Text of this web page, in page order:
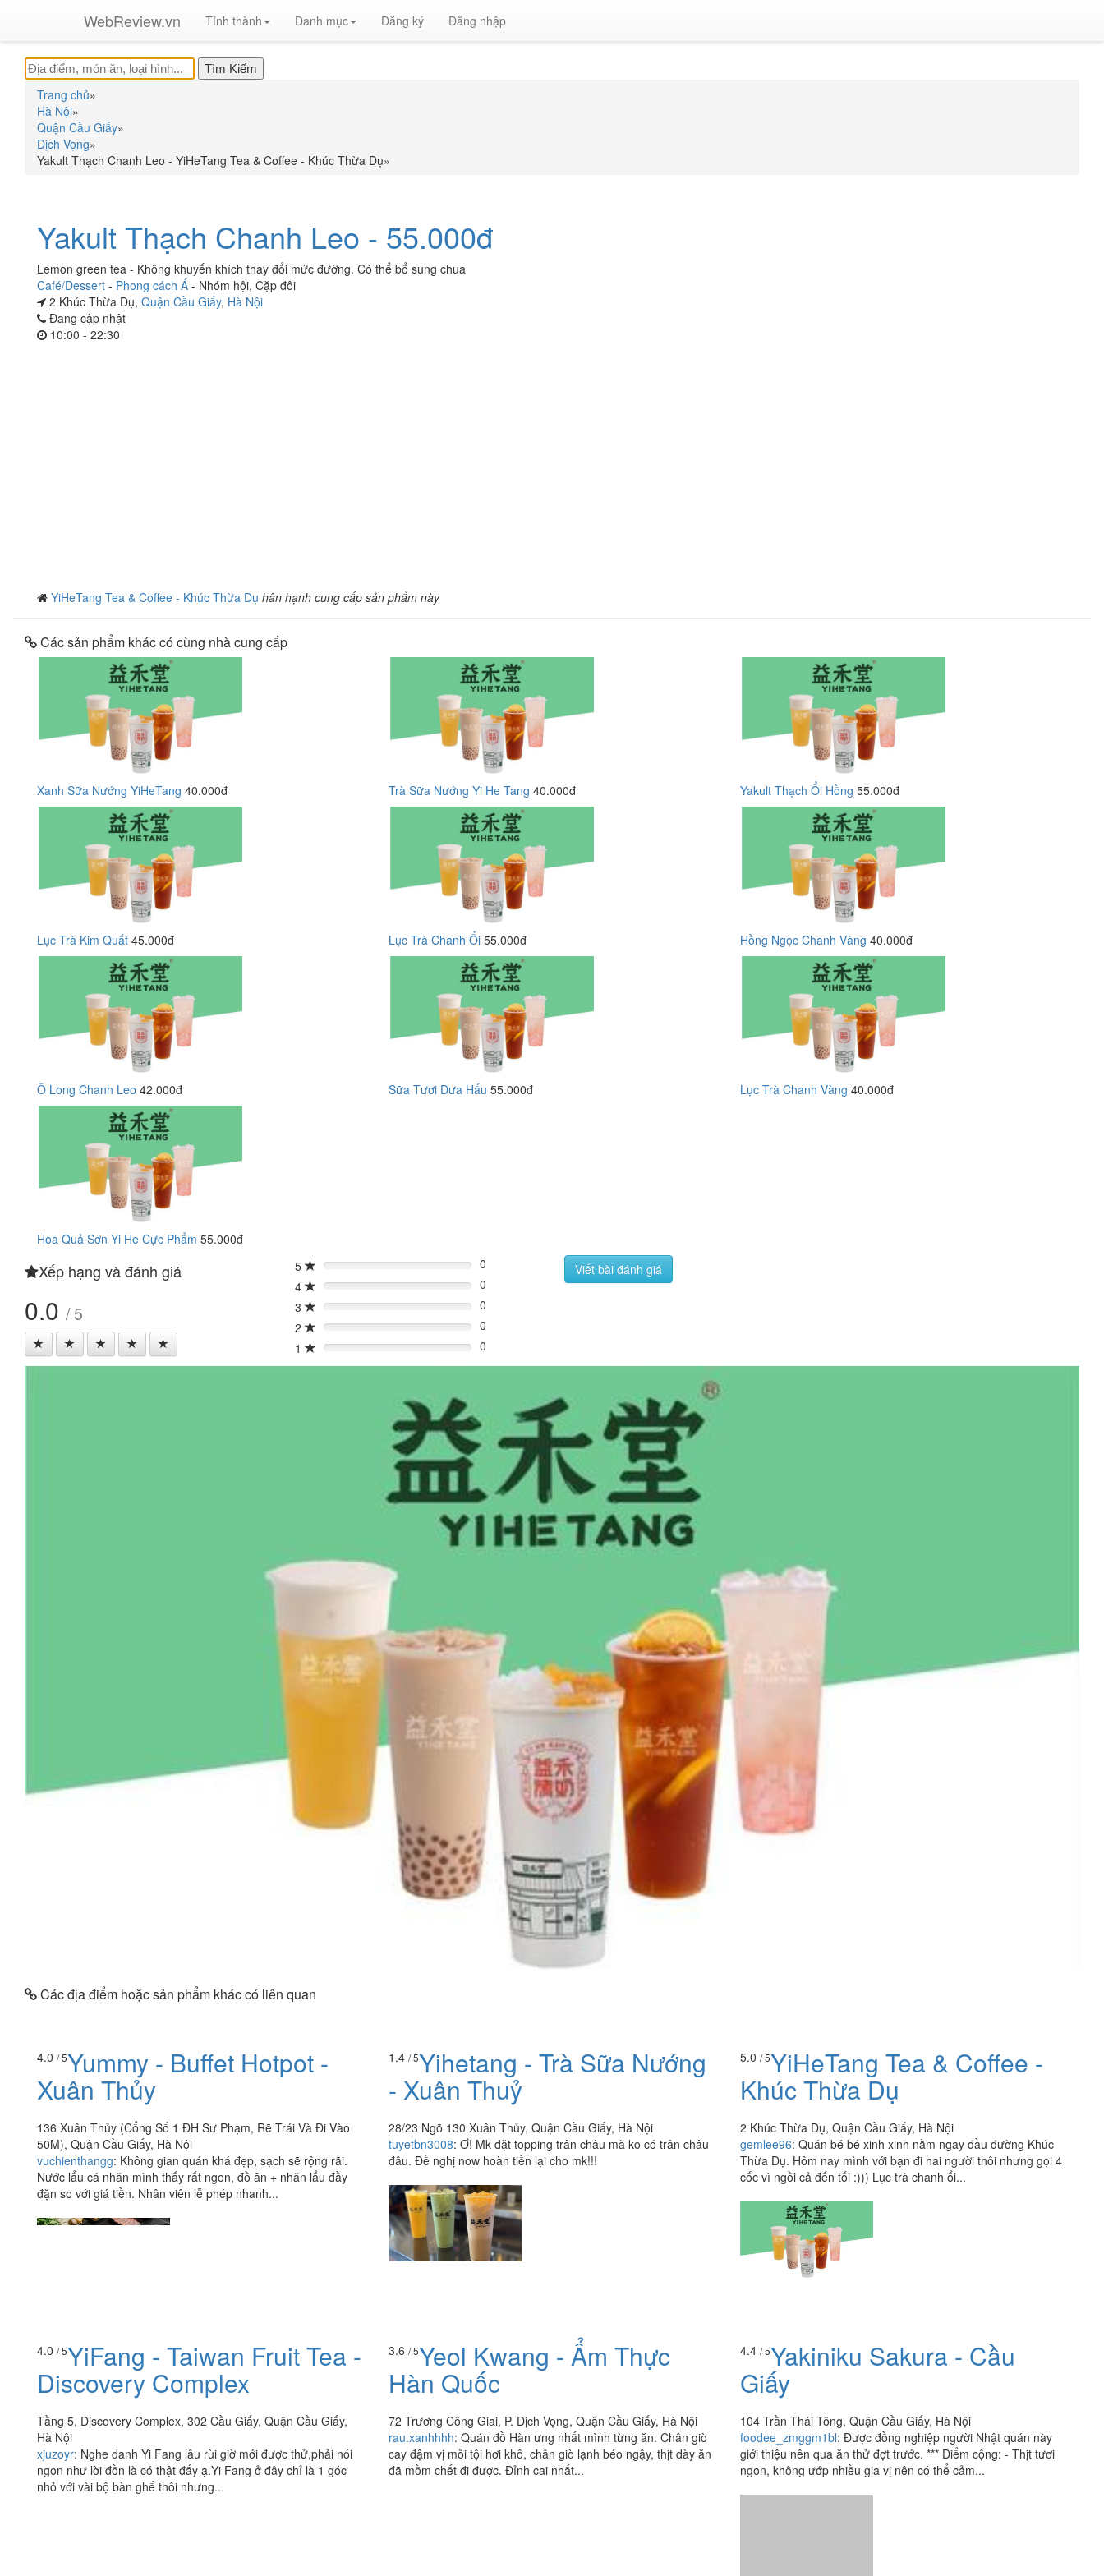
WebReview.vn Tỉnh thành Danh mục Đăng ký Đăng nhập
Trang chủ»
Hà Nội»
Quận Cầu Giấy»
Dịch Vọng»
Yakult Thạch Chanh Leo - YiHeTang Tea & Coffee - Khúc Thừa Dụ»
Yakult Thạch Chanh Leo - 55.000đ
Lemon green tea - Không khuyến khích thay đổi mức đường. Có thể bổ sung chua
Café/Dessert - Phong cách Á - Nhóm hội, Cặp đôi
2 Khúc Thừa Dụ, Quận Cầu Giấy, Hà Nội
Đang cập nhật
10:00 - 22:30
YiHeTang Tea & Coffee - Khúc Thừa Dụ hân hạnh cung cấp sản phẩm này
Các sản phẩm khác có cùng nhà cung cấp
Xanh Sữa Nướng YiHeTang 40.000đ Trà Sữa Nướng Yi He Tang 40.000đ Yakult Thạch Ổi Hồng 55.000đ
Lục Trà Kim Quất 45.000đ Lục Trà Chanh Ổi 55.000đ Hồng Ngọc Chanh Vàng 40.000đ
Ô Long Chanh Leo 42.000đ Sữa Tươi Dưa Hấu 55.000đ Lục Trà Chanh Vàng 40.000đ
Hoa Quả Sơn Yi He Cực Phẩm 55.000đ
Xếp hạng và đánh giá
0.0 / 5
5 0%
0
4
0%
0
3
0%
0
2
0%
0
1
0% 0
Viết bài đánh giá
Các địa điểm hoặc sản phẩm khác có liên quan
4.0 / 5Yummy - Buffet Hotpot -
Xuân Thủy
136 Xuân Thủy (Cổng Số 1 ĐH Sư Phạm, Rẽ Trái Và Đi Vào
50M), Quận Cầu Giấy, Hà Nội
vuchienthangg: Không gian quán khá đẹp, sạch sẽ rộng rãi.
Nước lẩu cá nhân mình thấy rất ngon, đồ ăn + nhân lẩu đầy
đặn so với giá tiền. Nhân viên lễ phép nhanh...
1.4 / 5Yihetang - Trà Sữa Nướng
- Xuân Thuỷ
28/23 Ngõ 130 Xuân Thủy, Quận Cầu Giấy, Hà Nội
tuyetbn3008: Ơ! Mk đặt topping trân châu mà ko có trân châu
đâu. Đề nghị now hoàn tiền lại cho mk!!!
5.0 / 5YiHeTang Tea & Coffee -
Khúc Thừa Dụ
2 Khúc Thừa Dụ, Quận Cầu Giấy, Hà Nội
gemlee96: Quán bé bé xinh xinh nằm ngay đầu đường Khúc
Thừa Dụ. Hôm nay mình với bạn đi hai người thôi nhưng gọi 4
cốc vì ngồi cả đến tối :))) Lục trà chanh ổi...
4.0 / 5YiFang - Taiwan Fruit Tea -
Discovery Complex
Tầng 5, Discovery Complex, 302 Cầu Giấy, Quận Cầu Giấy,
Hà Nội
xjuzoyr: Nghe danh Yi Fang lâu rùi giờ mới được thử,phải nói
ngon như lời đồn là có thật đấy ạ.Yi Fang ở đây chỉ là 1 góc
nhỏ với vài bộ bàn ghế thôi nhưng...
3.6 / 5Yeol Kwang - Ẩm Thực
Hàn Quốc
72 Trương Công Giai, P. Dịch Vọng, Quận Cầu Giấy, Hà Nội
rau.xanhhhh: Quán đồ Hàn ưng nhất mình từng ăn. Chân giò
cay đậm vị mỗi tội hơi khô, chân giò lạnh béo ngậy, thịt dày ăn
đã mồm chết đi được. Đỉnh cai nhất...
4.4 / 5Yakiniku Sakura - Cầu
Giấy
104 Trần Thái Tông, Quận Cầu Giấy, Hà Nội
foodee_zmggm1bl: Được đồng nghiệp người Nhật quán này
giới thiệu nên qua ăn thử đợt trước. *** Điểm cộng: - Thịt tươi
ngon, không ướp nhiều gia vị nên có thể cảm...